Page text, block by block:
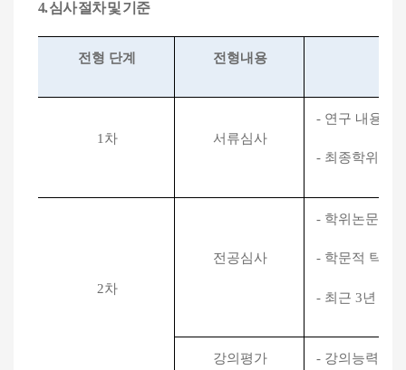
4.심사 절차 및 기준
전형 단계 전형내용
1 차 서류심사
- 연구 내용과
- 최종학위 및
2차
전공심사
- 학위논문의
- 학문적 탁월
- 최근3년 이
강의평가 - 강의능력 등